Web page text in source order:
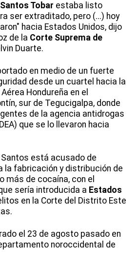
Tobar estaba listo
ser extraditado, pero (...) hoy
hacia Estados Unidos, dijo
de la Corte Suprema de
Duarte.
en medio de un fuerte
desde un cuartel hacia la
Hondureña en el
sur de Tegucigalpa, donde
de la agencia antidrogas
que se lo llevaron hacia
está acusado de
la fabricación y distribución de
más de cocaína, con el
sería introducida a Estados
en la Corte del Distrito Este
el 23 de agosto pasado en
noroccidental de